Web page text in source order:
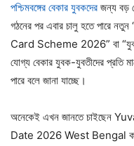
পশ্চিমবঙ্গের বেকার যুবকদের জন্য বড়
গঠনের পর এবার চালু হতে
Card Scheme 2026” বা
যোগ্য বেকার যুবক-যুবতীদের প্রতি
পারে বলে জানা যাচ্ছে।
অনেকেই এখন জানতে চাইছেন
Date 2026 West Bengal কবে